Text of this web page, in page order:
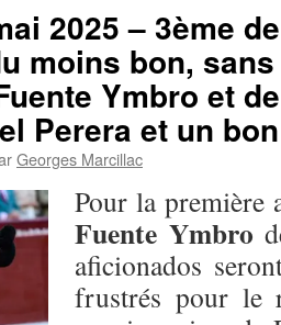
2025 – 3ème
moins bon,
Ymbro et
Perera et un
Georges Marcillac
Pour la première
Fuente Ymbro
aficionados
frustrés pour le